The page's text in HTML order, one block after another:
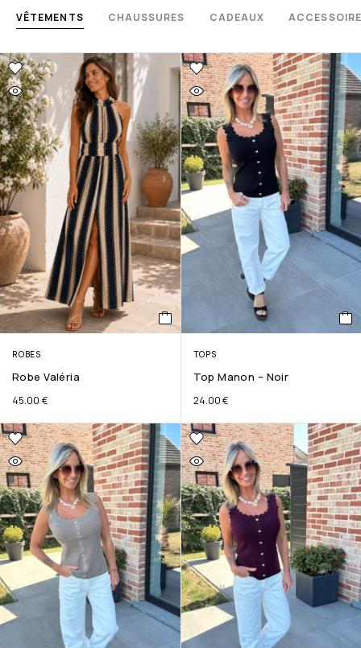
VÊTEMENTS CHAUSSURES CADEAUX
ROBES
Robe Valéria
45.00 €
TOPS
Top Manon – Noir
24.00€